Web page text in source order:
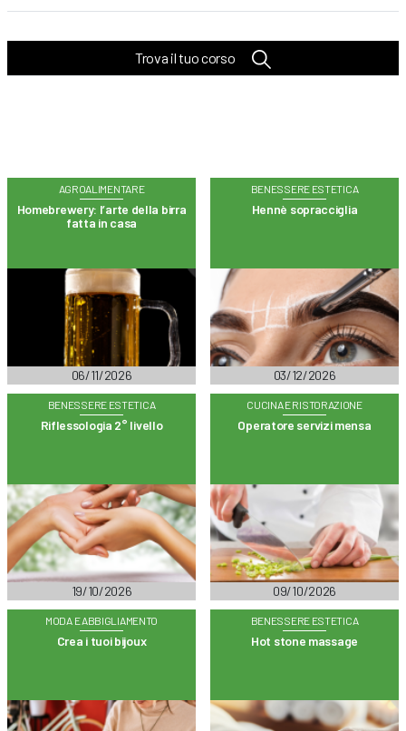
Trova il tuo corso
AGROALIMENTARE
Homebrewery: l’arte della birra
fatta in casa
06/11/2026
BENESSERE ESTETICA
Hennè sopracciglia
03/12/2026
BENESSERE ESTETICA
Riflessologia 2° livello
19/10/2026
CUCINA E RISTORAZIONE
Operatore servizi mensa
09/10/2026
MODA E ABBIGLIAMENTO
Crea i tuoi bijoux
BENESSERE ESTETICA
Hot stone massage